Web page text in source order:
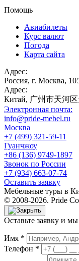
Помощь
Авиабилеты
Курс валют
Погода
Карта сайта
Адрес:
Россия, г. Москва,
Адрес:
Китай, 广州市天河
Электронная почта:
info@pride-mebel.ru
Москва
+7 (499) 321-59-11
Гуанчжоу
+86 (136) 9749-1897
Звонок по России
+7 (934) 663-07-74
Оставить заявку
Мебельные туры в
© 2008-2026. Pride
Оставьте заявку и
Имя *
Телефон *